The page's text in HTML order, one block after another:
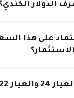
الدولار الكندي؟
على هذا
22؟